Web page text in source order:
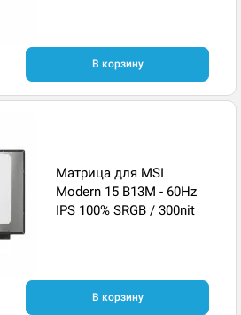
В корзину
Матрица для MSI
Modern 15 B13M - 60Hz
IPS 100% SRGB / 300nit
В корзину